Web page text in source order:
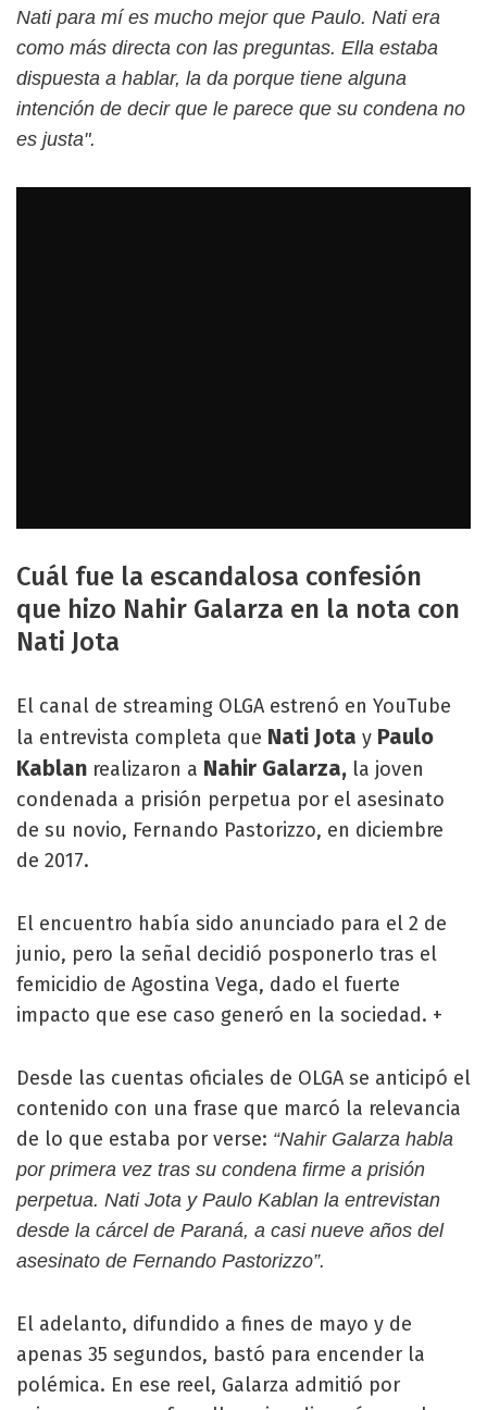
Nati para mí es mucho mejor que Paulo. Nati era
como más directa con las preguntas. Ella estaba
dispuesta a hablar, la da porque tiene alguna
intención de decir que le parece que su condena no
es justa".
Cuál fue la escandalosa confesión
que hizo Nahir Galarza en la nota con
Nati Jota
El canal de streaming OLGA estrenó en YouTube
la entrevista completa que Nati Jota y Paulo
Kablan realizaron a Nahir Galarza, la joven
condenada a prisión perpetua por el asesinato
de su novio, Fernando Pastorizzo, en diciembre
de 2017.
El encuentro había sido anunciado para el 2 de
junio, pero la señal decidió posponerlo tras el
femicidio de Agostina Vega, dado el fuerte
impacto que ese caso generó en la sociedad. +
Desde las cuentas oficiales de OLGA se anticipó el
contenido con una frase que marcó la relevancia
de lo que estaba por verse: “Nahir Galarza habla
por primera vez tras su condena firme a prisión
perpetua. Nati Jota y Paulo Kablan la entrevistan
desde la cárcel de Paraná, a casi nueve años del
asesinato de Fernando Pastorizzo”.
El adelanto, difundido a fines de mayo y de
apenas 35 segundos, bastó para encender la
polémica. En ese reel, Galarza admitió por